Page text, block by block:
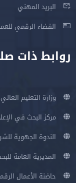
البريد المهني
الفضاء الرقمي
روابط ذات
وزارة التعليم
مركز البحث في
الندوة الجهوية
المديرية العامة
حاضنة الأعمال